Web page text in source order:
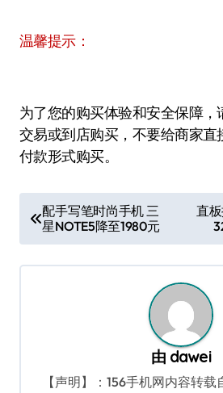
温馨提示：
为了您的购买体验和安全保障，
交易或到店购买，不要给商家直
付款形式购买。
章
导
配手写笔时尚手机 三
星NOTE5降至1980元
直
由 dawei
【声明】：156手机网内容转